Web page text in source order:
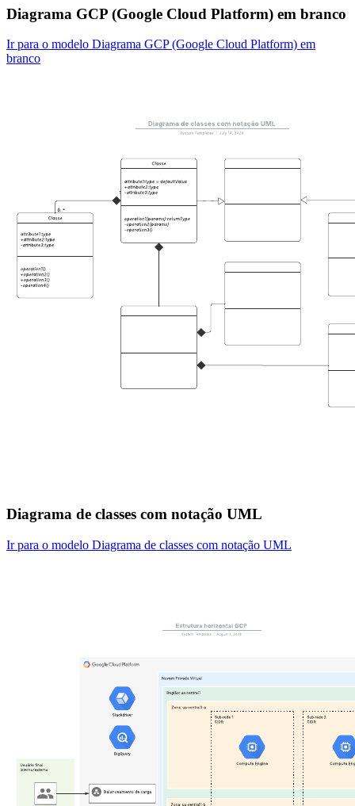
Diagrama GCP (Google Cloud Platform) em branco
Ir para o modelo Diagrama GCP (Google Cloud Platform) em
branco
Diagrama de classes com notação UML
Ir para o modelo Diagrama de classes com notação UML